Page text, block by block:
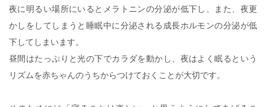
夜に明るい場所にいるとメラトニンの分泌が低下し、また、夜更
かしをしてしまうと睡眠中に分泌される成長ホルモンの分泌が低
下してしまいます。
昼間はたっぷりと光の下でカラダを動かし、夜はよく眠るという
リズムを赤ちゃんのうちからつけておくことが大切です。